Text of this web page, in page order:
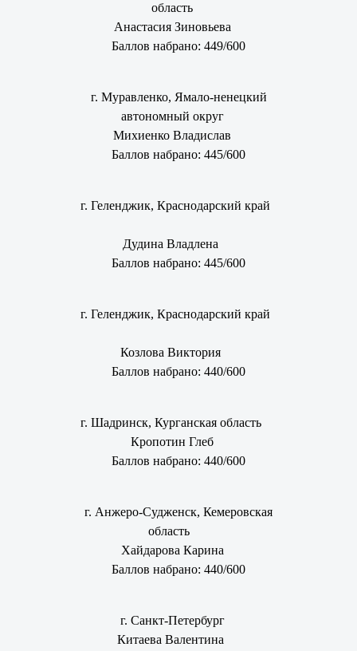
область
Анастасия Зиновьева
Баллов набрано: 449/600
г. Муравленко, Ямало-ненецкий
автономный округ
Михиенко Владислав
Баллов набрано: 445/600
г. Геленджик, Краснодарский край
Дудина Владлена
Баллов набрано: 445/600
г. Геленджик, Краснодарский край
Козлова Виктория
Баллов набрано: 440/600
г. Шадринск, Курганская область
Кропотин Глеб
Баллов набрано: 440/600
г. Анжеро-Судженск, Кемеровская
область
Хайдарова Карина
Баллов набрано: 440/600
г. Санкт-Петербург
Китаева Валентина